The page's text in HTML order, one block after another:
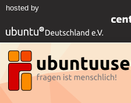
hosted by